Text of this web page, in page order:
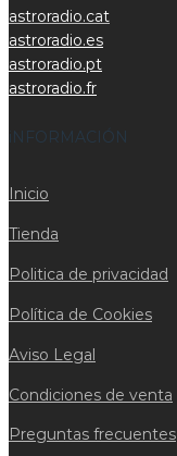
astroradio.cat
astroradio.es
astroradio.pt
astroradio.fr
iNFORMACIÓN
Inicio
Tienda
Politica de privacidad
Política de Cookies
Aviso Legal
Condiciones de venta
Preguntas frecuentes